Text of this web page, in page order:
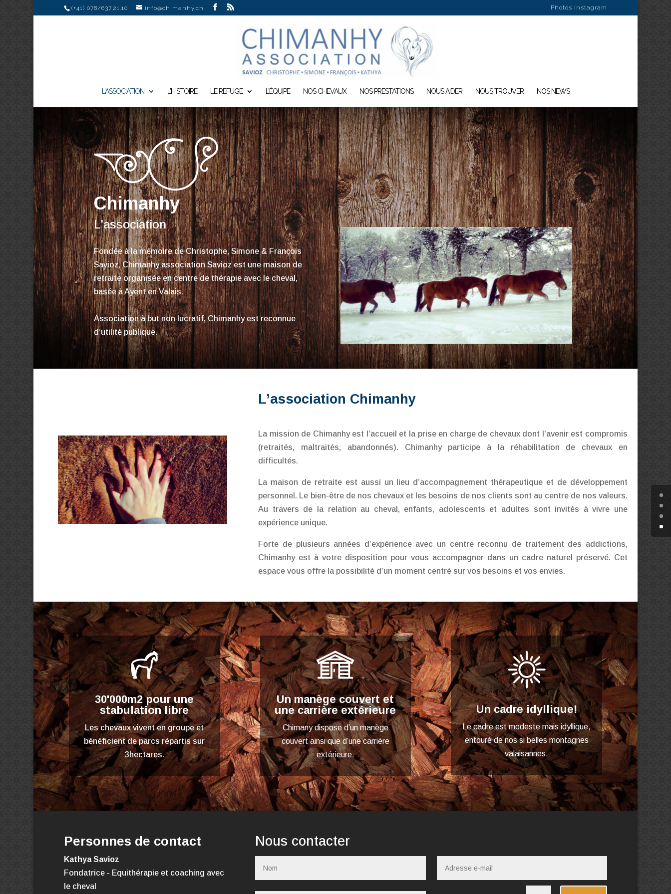
(+41) 078/637.21.10 info@chimanhy.ch Photos Instagram
L’ASSOCIATION L’HISTOIRE LE REFUGE L’ÉQUIPE NOS CHEVAUX NOS PRESTATIONS NOUS AIDER NOUS TROUVER NOS NEWS
Chimanhy
L'association
Fondée à la mémoire de Christophe, Simone & François
Savioz, Chimanhy association Savioz est une maison de
retraite organisée en centre de thérapie avec le cheval,
basée à Ayent en Valais.
Association à but non lucratif, Chimanhy est reconnue
d’utilité publique.
L’association Chimanhy
La mission de Chimanhy est l’accueil et la prise en charge de chevaux dont l’avenir est compromis
(retraités, maltraités, abandonnés). Chimanhy participe à la réhabilitation de chevaux en
difficultés.
La maison de retraite est aussi un lieu d’accompagnement thérapeutique et de développement
personnel. Le bien-être de nos chevaux et les besoins de nos clients sont au centre de nos valeurs.
Au travers de la relation au cheval, enfants, adolescents et adultes sont invités à vivre une
expérience unique.
Forte de plusieurs années d’expérience avec un centre reconnu de traitement des addictions,
Chimanhy est à votre disposition pour vous accompagner dans un cadre naturel préservé. Cet
espace vous offre la possibilité d’un moment centré sur vos besoins et vos envies.
30'000m2 pour une
stabulation libre
Les chevaux vivent en groupe et
bénéficient de parcs répartis sur
3hectares.
Un manège couvert et
une carrière extérieure
Chimany dispose d’un manège
couvert ainsi que d’une carrière
extérieure.
Un cadre idyllique!
Le cadre est modeste mais idyllique,
entouré de nos si belles montagnes
valaisannes.
Personnes de contact
Kathya Savioz
Fondatrice - Equithérapie et coaching avec
le cheval
Nous contacter